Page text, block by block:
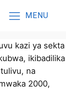
MENU
kazi ya sekta
ikibadilika
na
2000,